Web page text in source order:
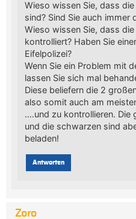
Wieso wissen Sie, dass
sind? Sind Sie auch immer
Wieso wissen Sie, dass
kontrolliert? Haben Sie
Eifelpolizei?
Wenn Sie ein Problem mit
lassen Sie sich mal
Diese beliefern die 2
also somit auch am
….und zu kontrollieren. Die
und die schwarzen sind
beladen!
Antworten
Zoro